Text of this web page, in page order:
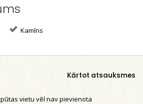
Kamīns
Kārtot atsauksmes
vietu vēl nav pievienota